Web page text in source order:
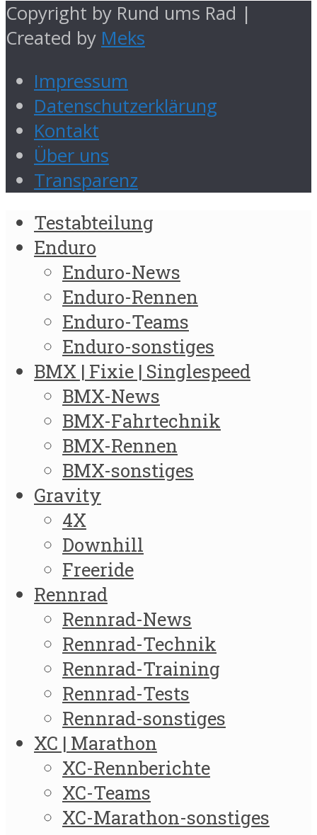
Copyright by Rund ums Rad |
Created by Meks
Impressum
Datenschutzerklärung
Kontakt
Über uns
Transparenz
Testabteilung
Enduro
Enduro-News
Enduro-Rennen
Enduro-Teams
Enduro-sonstiges
BMX | Fixie | Singlespeed
BMX-News
BMX-Fahrtechnik
BMX-Rennen
BMX-sonstiges
Gravity
4X
Downhill
Freeride
Rennrad
Rennrad-News
Rennrad-Technik
Rennrad-Training
Rennrad-Tests
Rennrad-sonstiges
XC | Marathon
XC-Rennberichte
XC-Teams
XC-Marathon-sonstiges